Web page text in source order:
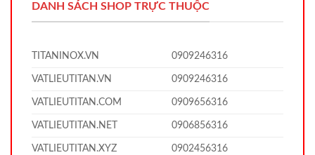
DANH SÁCH SHOP TRỰC THUỘC
TITANINOX.VN 0909246316
VATLIEUTITAN.VN 0909246316
VATLIEUTITAN.COM 0909656316
VATLIEUTITAN.NET 0906856316
VATLIEUTITAN.XYZ 0902456316